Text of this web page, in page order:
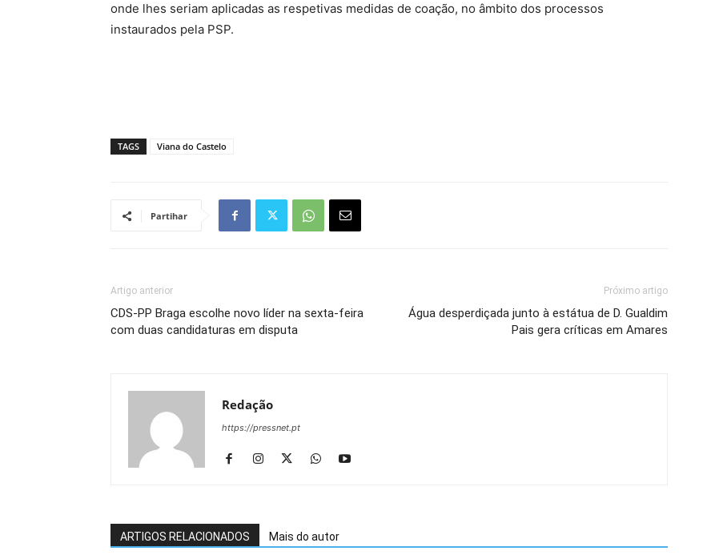
onde lhes seriam aplicadas as respetivas medidas de coação, no âmbito dos processos
instaurados pela PSP.
TAGS Viana do Castelo
Partihar
Artigo anterior
CDS-PP Braga escolhe novo líder na sexta-feira
com duas candidaturas em disputa
Próximo artigo
Água desperdiçada junto à estátua de D. Gualdim
Pais gera críticas em Amares
Redação
https://pressnet.pt
ARTIGOS RELACIONADOS Mais do autor